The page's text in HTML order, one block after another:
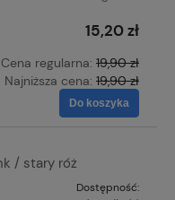
15,20 zł
Cena regularna: 19,90 zł
Najniższa cena: 19,90 zł
Do koszyka
/ stary róż
Dostępność: